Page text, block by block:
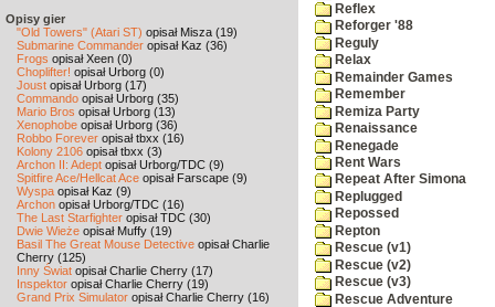
Opisy gier
"Old Towers" (Atari ST) opisał Misza (19)
Submarine Commander opisał Kaz (36)
Frogs opisał Xeen (0)
Choplifter! opisał Urborg (0)
Joust opisał Urborg (17)
Commando opisał Urborg (35)
Mario Bros opisał Urborg (13)
Xenophobe opisał Urborg (36)
Robbo Forever opisał tbxx (16)
Kolony 2106 opisał tbxx (3)
Archon II: Adept opisał Urborg/TDC (9)
Spitfire Ace/Hellcat Ace opisał Farscape (9)
Wyspa opisał Kaz (9)
Archon opisał Urborg/TDC (16)
The Last Starfighter opisał TDC (30)
Dwie Wieże opisał Muffy (19)
Basil The Great Mouse Detective opisał Charlie
Cherry (125)
Inny Świat opisał Charlie Cherry (17)
Inspektor opisał Charlie Cherry (19)
Grand Prix Simulator opisał Charlie Cherry (16)
Reflex
Reforger '88
Reguly
Relax
Remainder Games
Remember
Remiza Party
Renaissance
Renegade
Rent Wars
Repeat After Simona
Replugged
Repossed
Repton
Rescue (v1)
Rescue (v2)
Rescue (v3)
Rescue Adventure